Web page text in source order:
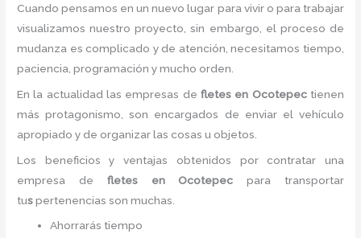
Cuando pensamos en un nuevo lugar para vivir o para trabajar
visualizamos nuestro proyecto, sin embargo, el proceso de
mudanza es complicado y de atención, necesitamos tiempo,
paciencia, programación y mucho orden.
En la actualidad las empresas de fletes en Ocotepec tienen
más protagonismo, son encargados de enviar el vehículo
apropiado y de organizar las cosas u objetos.
Los beneficios y ventajas obtenidos por contratar una
empresa de fletes en Ocotepecpara transportar
tuspertenencias son muchas.
Ahorrarás tiempo